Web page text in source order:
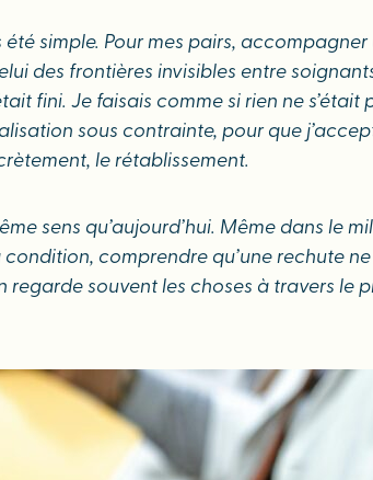
été simple. Pour mes pairs,
des frontières invisibles entre
fini. Je faisais comme si rien ne
sous contrainte, pour que
le rétablissement.
sens qu’aujourd’hui. Même dans le
comprendre qu’une rechute
souvent les choses à travers le